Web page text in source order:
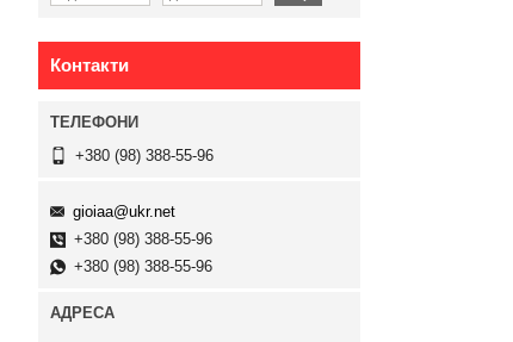
Контакти
+380 (98) 388-55-96
gioiaa@ukr.net
+380 (98) 388-55-96
+380 (98) 388-55-96